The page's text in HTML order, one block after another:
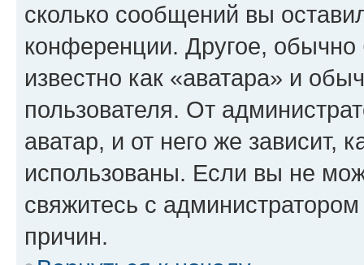
сколько сообщений вы
конференции. Другое,
известно как «аватара» и
пользователя. От
аватар, и от него же зависит,
использованы. Если вы не
свяжитесь с
причин.